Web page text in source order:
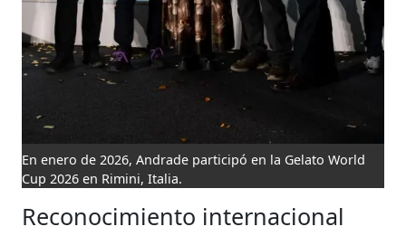
En enero de 2026, Andrade participó en la Gelato World
Cup 2026 en Rimini, Italia.
Reconocimiento internacional